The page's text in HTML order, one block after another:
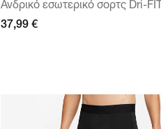
Ανδρικό εσωτερικό σορτς Dri-FIT
37,99 €